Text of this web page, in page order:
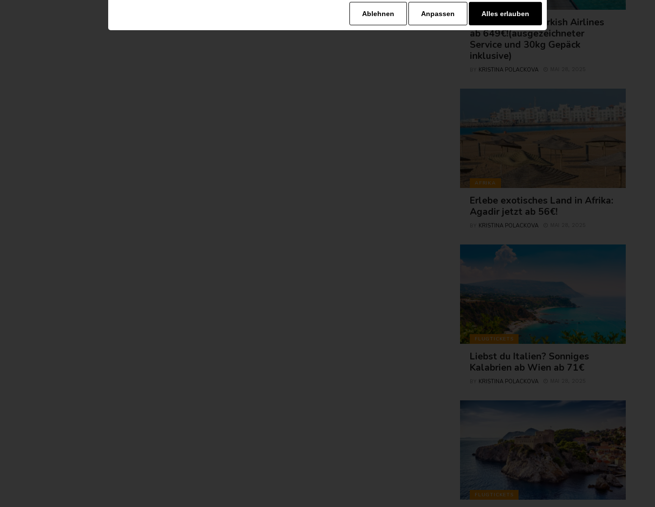
FLUGTICKETS
Malediven mit Turkish Airlines
ab 649€!(ausgezeichneter
Service und 30kg Gepäck
inklusive)
KRISTINA POLACKOVA
AFRIKA
Erlebe exotisches Land in Afrika:
Agadir jetzt ab 56€!
KRISTINA POLACKOVA
FLUGTICKETS
Liebst du Italien? Sonniges
Kalabrien ab Wien ab 71€
KRISTINA POLACKOVA
FLUGTICKETS
Ablehnen Anpassen Alles erlauben